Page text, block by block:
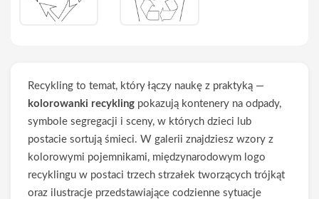
Recykling to temat, który łączy naukę z praktyką —
kolorowanki recykling pokazują kontenery na odpady,
symbole segregacji i sceny, w których dzieci lub
postacie sortują śmieci. W galerii znajdziesz wzory z
kolorowymi pojemnikami, międzynarodowym logo
recyklingu w postaci trzech strzałek tworzących trójkąt
oraz ilustracje przedstawiające codzienne sytuacje